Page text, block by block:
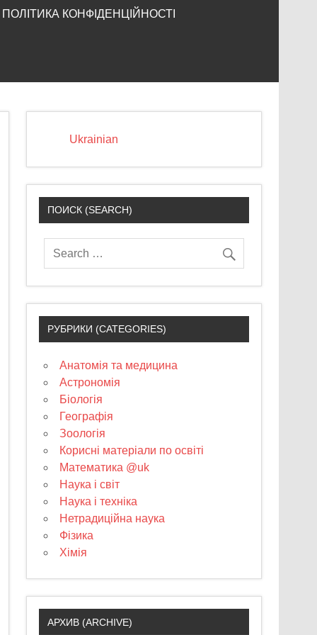
ПОЛІТИКА КОНФІДЕНЦІЙНОСТІ
Ukrainian
ПОИСК (SEARCH)
РУБРИКИ (CATEGORIES)
Анатомія та медицина
Астрономія
Біологія
Географія
Зоологія
Корисні матеріали по освіті
Математика @uk
Наука і світ
Наука і техніка
Нетрадиційна наука
Фізика
Хімія
АРХИВ (ARCHIVE)